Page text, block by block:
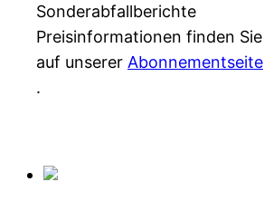
Sonderabfallberichte
Preisinformationen finden Sie
auf unserer Abonnementseite
.